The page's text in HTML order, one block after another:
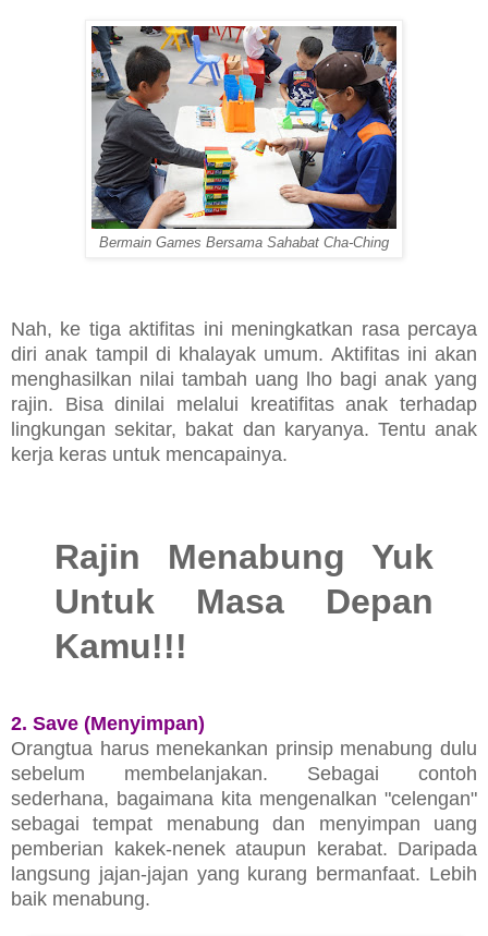
Bermain Games Bersama Sahabat Cha-Ching
Nah, ke tiga aktifitas ini meningkatkan rasa percaya
diri anak tampil di khalayak umum. Aktifitas ini akan
menghasilkan nilai tambah uang lho bagi anak yang
rajin. Bisa dinilai melalui kreatifitas anak terhadap
lingkungan sekitar, bakat dan karyanya. Tentu anak
kerja keras untuk mencapainya.
Rajin Menabung Yuk
Untuk Masa Depan
Kamu!!!
2. Save (Menyimpan)
Orangtua harus menekankan prinsip menabung dulu
sebelum membelanjakan. Sebagai contoh
sederhana, bagaimana kita mengenalkan "celengan"
sebagai tempat menabung dan menyimpan uang
pemberian kakek-nenek ataupun kerabat. Daripada
langsung jajan-jajan yang kurang bermanfaat. Lebih
baik menabung.